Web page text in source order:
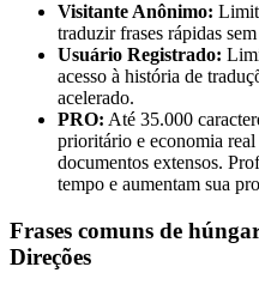
Visitante Anônimo:
traduzir frases rápidas
Usuário Registrado:
acesso à história de
acelerado.
PRO: Até 35.000
prioritário e economia
documentos extensos.
tempo e aumentam sua
Frases comuns de
Direções